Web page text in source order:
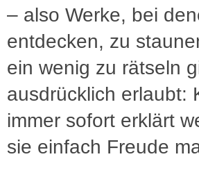
– also Werke, bei
entdecken, zu
ein wenig zu rätseln
ausdrücklich erlaubt:
immer sofort erklärt
sie einfach Freude